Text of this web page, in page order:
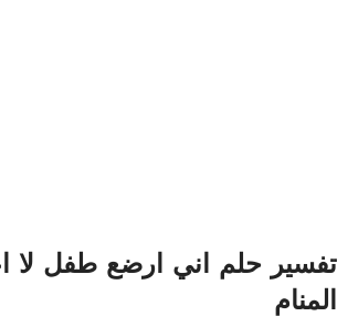
تفسير حلم اني ارضع طفل لا
المنام